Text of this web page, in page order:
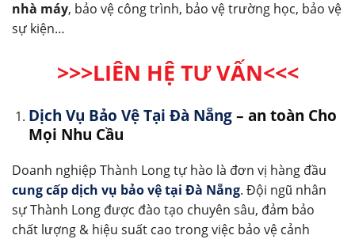
nhà máy, bảo vệ công trình, bảo vệ trường học, bảo vệ
sự kiện…
>>>LIÊN HỆ TƯ VẤN<<<
Dịch Vụ Bảo Vệ Tại Đà Nẵng– an toàn Cho
Mọi Nhu Cầu
Doanh nghiệp Thành Long tự hào là đơn vị hàng đầu
cung cấp dịch vụ bảo vệ tại Đà Nẵng. Đội ngũ nhân
sự Thành Long được đào tạo chuyên sâu, đảm bảo
chất lượng & hiệu suất cao trong việc bảo vệ cảnh